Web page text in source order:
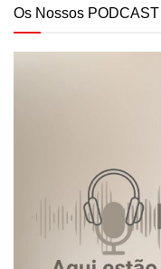
Os Nossos PODCAST